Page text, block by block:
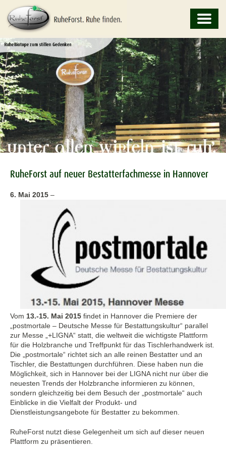
RuheForst auf neuer Bestatterfachmesse in Hannover
6. Mai 2015 –
Vom 13.-15. Mai 2015 findet in Hannover die Premiere der
„postmortale – Deutsche Messe für Bestattungskultur“ parallel
zur Messe „+LIGNA“ statt, die weltweit die wichtigste Plattform
für die Holzbranche und Treffpunkt für das Tischlerhandwerk ist.
Die „postmortale“ richtet sich an alle reinen Bestatter und an
Tischler, die Bestattungen durchführen. Diese haben nun die
Möglichkeit, sich in Hannover bei der LIGNA nicht nur über die
neuesten Trends der Holzbranche informieren zu können,
sondern gleichzeitig bei dem Besuch der „postmortale“ auch
Einblicke in die Vielfalt der Produkt- und
Dienstleistungsangebote für Bestatter zu bekommen.
RuheForst nutzt diese Gelegenheit um sich auf dieser neuen
Plattform zu präsentieren.